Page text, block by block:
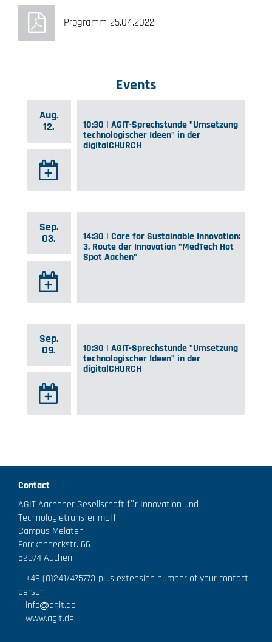
Programm 25.04.2022
Events
Aug.
12.
10:30 | AGIT-Sprechstunde "Umsetzung
technologischer Ideen" in der
digitalCHURCH
Sep.
03.
14:30 | Care for Sustainable Innovation:
3. Route der Innovation "MedTech Hot
Spot Aachen"
Sep.
09.
10:30 | AGIT-Sprechstunde "Umsetzung
technologischer Ideen" in der
digitalCHURCH
Contact
AGIT Aachener Gesellschaft für Innovation und
Technologietransfer mbH
Campus Melaten
Forckenbeckstr. 66
52074 Aachen
+49 (0)241/475773-plus extension number of your contact
person
info
agit.de
www.agit.de